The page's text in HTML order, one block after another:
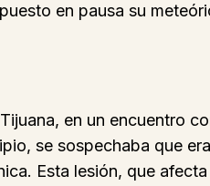
en pausa su
en un encuentro
se sospechaba que
Esta lesión, que